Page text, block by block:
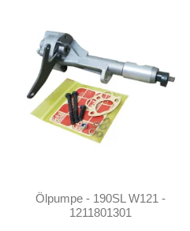
Ölpumpe - 190SL W121 -
1211801301